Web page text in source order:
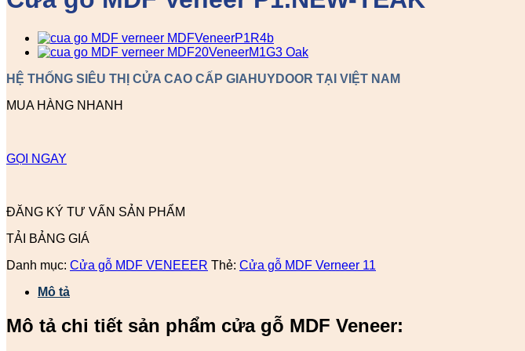
HỆ THỐNG SIÊU THỊ CỬA CAO CẤP GIAHUYDOOR TẠI VIỆT NAM
MUA HÀNG NHANH
GỌI NGAY
ĐĂNG KÝ TƯ VẤN SẢN PHẨM
TẢI BẢNG GIÁ
Danh mục: Cửa gỗ MDF VENEEER Thẻ: Cửa gỗ MDF Verneer 11
Mô tả
Mô tả chi tiết sản phẩm cửa gỗ MDF Veneer: